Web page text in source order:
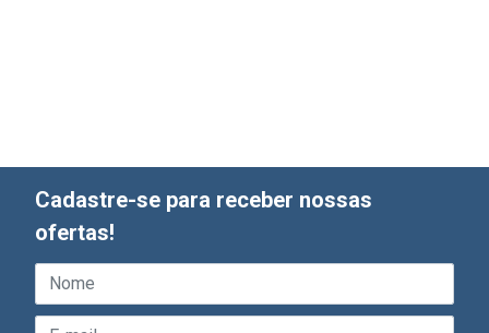
Cadastre-se para receber nossas
ofertas!